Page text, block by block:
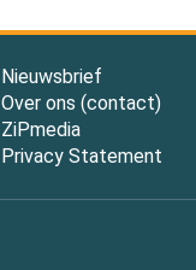
Nieuwsbrief
Over ons (contact)
ZiPmedia
Privacy Statement